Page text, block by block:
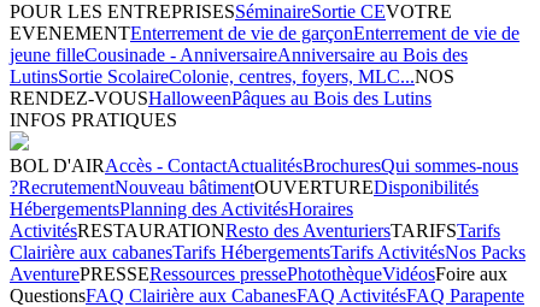
POUR LES ENTREPRISESSéminaireSortie CEVOTRE
EVENEMENTEnterrement de vie de garçonEnterrement de vie de
jeune filleCousinade - AnniversaireAnniversaire au Bois des
LutinsSortie ScolaireColonie, centres, foyers, MLC...NOS
RENDEZ-VOUSHalloweenPâques au Bois des Lutins
INFOS PRATIQUES
BOL D'AIRAccès - ContactActualitésBrochuresQui sommes-nous
?RecrutementNouveau bâtimentOUVERTUREDisponibilités
HébergementsPlanning des ActivitésHoraires
ActivitésRESTAURATIONResto des AventuriersTARIFSTarifs
Clairière aux cabanesTarifs HébergementsTarifs ActivitésNos Packs
AventurePRESSERessources pressePhotothèqueVidéosFoire aux
QuestionsFAQ Clairière aux CabanesFAQ ActivitésFAQ Parapente